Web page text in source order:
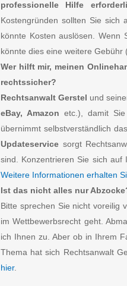
professionelle Hilfe
Kostengründen sollten Sie sich
könnte Kosten auslösen. Wenn
könnte dies eine weitere Gebühr
Wer hilft mir, meinen
rechtssicher?
Rechtsanwalt Gerstel und
eBay, Amazon etc.), damit
übernimmt selbstverständlich
Updateservice sorgt
sind. Konzentrieren Sie sich auf
Weitere Informationen erhalten
Ist das nicht alles nur
Bitte sprechen Sie nicht voreilig
im Wettbewerbsrecht geht.
ich Ihnen zu. Aber ob in Ihrem
Thema hat sich Rechtsanwalt
hier.